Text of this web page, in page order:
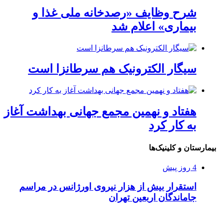
شرح وظایف «رصدخانه ملی غذا و
بیماری» اعلام شد
سیگار الکترونیک هم سرطانزا است
هفتاد و نهمین مجمع جهانی بهداشت آغاز
به کار کرد
بیمارستان و کلینیک‌ها
4 روز پیش
استقرار بیش از هزار نیروی اورژانس در مراسم
جاماندگان اربعین تهران